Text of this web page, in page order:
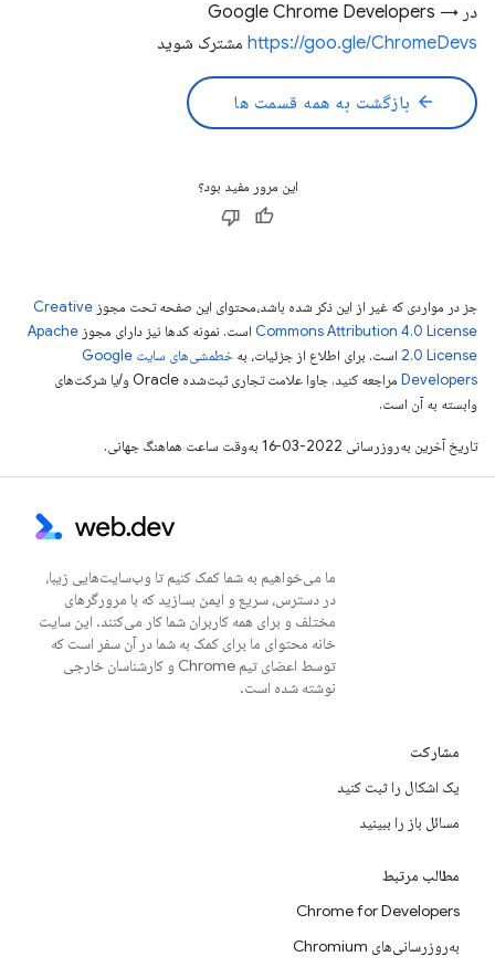
در Google Chrome Developers →
https://goo.gle/ChromeDevs مشترک شوید
arrow_back بازگشت به همه قسمت ها
این مرور مفید بود؟
جز در مواردی که غیر از این ذکر شده باشد،‌محتوای این صفحه تحت مجوز Creative
Commons Attribution 4.0 License است. نمونه کدها نیز دارای مجوز Apache
2.0 License است. برای اطلاع از جزئیات، به
خطمشی‌های سایت Google
Developers‏
مراجعه کنید. جاوا علامت تجاری ثبت‌شده Oracle و/یا شرکت‌های
وابسته به آن است.
تاریخ آخرین به‌روزرسانی 2022-03-16 به‌وقت ساعت هماهنگ جهانی.
ما می‌خواهیم به شما کمک کنیم تا وب‌سایت‌هایی زیبا،
در دسترس، سریع و ایمن بسازید که با مرورگرهای
مختلف و برای همه کاربران شما کار می‌کنند. این سایت
خانه محتوای ما برای کمک به شما در آن سفر است که
توسط اعضای تیم Chrome و کارشناسان خارجی
نوشته شده است.
مشارکت
یک اشکال را ثبت کنید
مسائل باز را ببینید
مطالب مرتبط
Chrome for Developers
به‌روزرسانی‌های Chromium